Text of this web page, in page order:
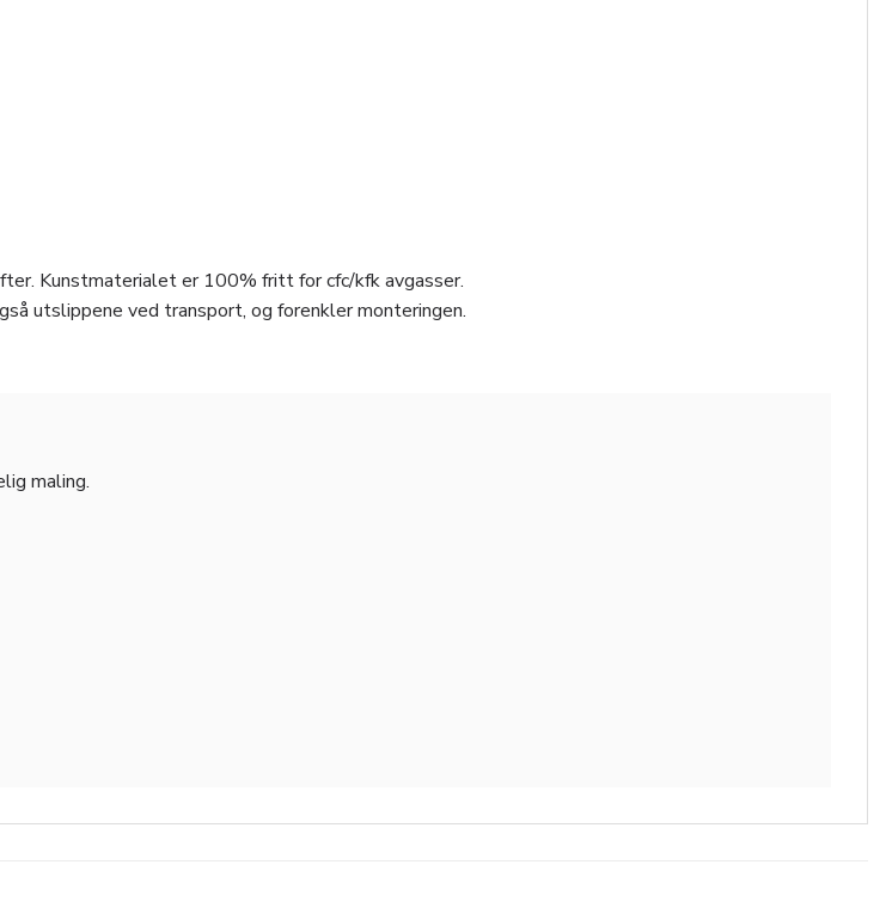
Kunstmaterialet er 100% fritt for cfc/kfk avgasser.
utslippene ved transport, og forenkler monteringen.
maling.